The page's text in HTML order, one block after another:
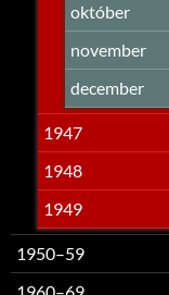
október
november
december
1947
1948
1949
1950–59